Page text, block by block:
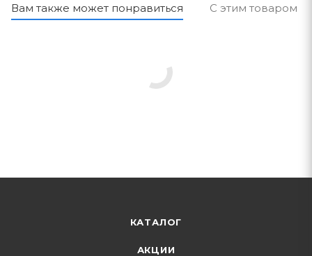
Вам также может понравиться С этим товаром
КАТАЛОГ
АКЦИИ